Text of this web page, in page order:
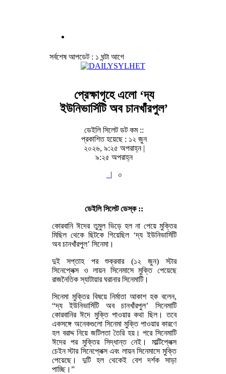
সর্বশেষ আপডেট : ১ ঘন্টা আগে
প্রেক্ষাগৃহে এলো ‘দ্য
ইউনিভার্সিটি অব চানখাঁরপুল’
ডেইলি সিলেট ডট কম ::
প্রকাশিত হয়েছে : ১২ জুন
২০২৬, ৯:২৫ অপরাহ্ন |
৯:২৫ অপরাহ্ন
|
০
ডেইলি সিলেট ডেস্ক ::
কোরবানি ঈদের তুমুল ভিড়ে হল না পেয়ে মুক্তির
মিছিল থেকে ছিটকে গিয়েছিল ‘দ্য ইউনিভার্সিটি
অব চানখাঁরপুল’ সিনেমা।
দুই সপ্তাহ পর শুক্রবার (১২ জুন) স্টার
সিনেপ্লেক্স ও লায়ন সিনেমাসে মুক্তি পেয়েছে
রাজনৈতিক স্যাটায়ার ঘরানার সিনেমাটি।
সিনেমা মুক্তির বিষয়ে নির্মাতা আকাশ হক বলেন,
“দ্য ইউনিভার্সিটি অব চানখাঁরপুল’ সিনেমাটি
কোরবানির ঈদে মুক্তি পাওয়ার কথা ছিল। তবে
একসঙ্গে অনেকগুলো সিনেমা মুক্তি পাওয়ার কারণে
হল বরাদ্দ নিয়ে জটিলতা তৈরি হয়। পরে সিনেমাটি
ঈদের পর মুক্তির সিদ্ধান্ত নেই। মাল্টিপ্লেক্স
চেইন স্টার সিনেপ্লেক্স এবং লায়ন সিনেমাসে মুক্তি
পেয়েছে। দুটি হল থেকেই বেশ দর্শক সাড়া
পাচ্ছি।”